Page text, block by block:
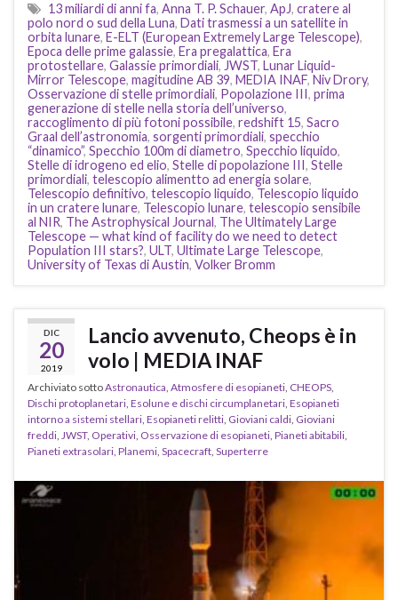
13 miliardi di anni fa, Anna T. P. Schauer, ApJ, cratere al
polo nord o sud della Luna, Dati trasmessi a un satellite in
orbita lunare, E-ELT (European Extremely Large Telescope),
Epoca delle prime galassie, Era pregalattica, Era
protostellare, Galassie primordiali, JWST, Lunar Liquid-
Mirror Telescope, magitudine AB 39, MEDIA INAF, Niv Drory,
Osservazione di stelle primordiali, Popolazione III, prima
generazione di stelle nella storia dell’universo,
raccoglimento di più fotoni possibile, redshift 15, Sacro
Graal dell’astronomia, sorgenti primordiali, specchio
“dinamico”, Specchio 100m di diametro, Specchio liquido,
Stelle di idrogeno ed elio, Stelle di popolazione III, Stelle
primordiali, telescopio alimentto ad energia solare,
Telescopio definitivo, telescopio liquido, Telescopio liquido
in un cratere lunare, Telescopio lunare, telescopio sensibile
al NIR, The Astrophysical Journal, The Ultimately Large
Telescope — what kind of facility do we need to detect
Population III stars?, ULT, Ultimate Large Telescope,
University of Texas di Austin, Volker Bromm
DIC
20
2019
Lancio avvenuto, Cheops è in
volo | MEDIA INAF
Archiviato sottoAstronautica, Atmosfere di esopianeti, CHEOPS,
Dischi protoplanetari, Esolune e dischi circumplanetari, Esopianeti
intorno a sistemi stellari, Esopianeti relitti, Gioviani caldi, Gioviani
freddi, JWST, Operativi, Osservazione di esopianeti, Pianeti abitabili,
Pianeti extrasolari, Planemi, Spacecraft, Superterre